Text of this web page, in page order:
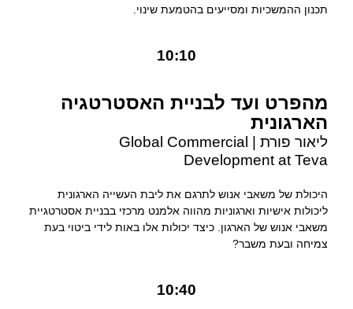
תכנון ההמשכיות ומסייעים בהטמעת שינוי.
10:10
מהפרט ועד לבניית האסטרטגיה
הארגונית
ליאור פורת | Global Commercial
Development at Teva
היכולת של משאבי אנוש לתרגם את ליבת העשייה הארגונית
ליכולות אישיות וארגוניות מהווה אלמנט מרכזי בבניית אסטרטגיית
משאבי אנוש של הארגון. כיצד יכולות אלו באות לידי ביטוי בעת
צמיחה ובעת משבר?
10:40